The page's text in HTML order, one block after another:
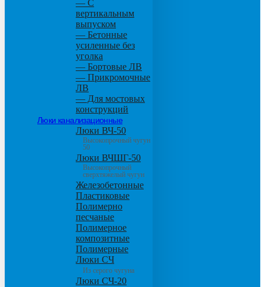
— С
вертикальным
выпуском
— Бетонные
усиленные без
уголка
— Бортовые ЛВ
— Прикромочные
ЛВ
— Для мостовых
конструкций
Люки канализационные
Люки ВЧ-50
Высокопрочный чугун
50
Люки ВЧШГ-50
Высокопрочный
сверхтяжелый чугун
Железобетонные
Пластиковые
Полимерно
песчаные
Полимерное
композитные
Полимерные
Люки СЧ
Из серого чугуна
Люки СЧ-20